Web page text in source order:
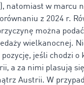
natomiast w marcu
z 2024 r.
można
wielkanocnej.
pozycję, jeśli chodzi o
a za nimi plasują
Austrii. W